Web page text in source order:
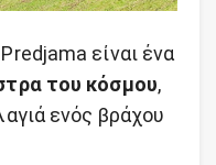
είναι ένα
του κόσμου,
ενός βράχου